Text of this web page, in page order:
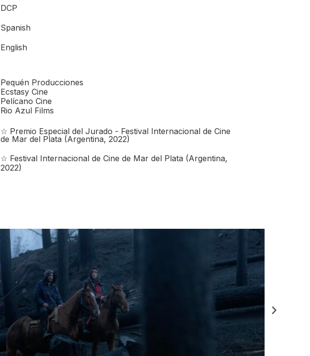
DCP
Spanish
English
Pequén Producciones
Ecstasy Cine
Pelícano Cine
Rio Azul Films
☆ Premio Especial del Jurado - Festival Internacional de Cine
de Mar del Plata (Argentina, 2022)
☆ Festival Internacional de Cine de Mar del Plata (Argentina,
2022)